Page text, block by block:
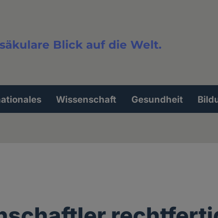
Blick auf die Welt.
Wissenschaft Gesundheit